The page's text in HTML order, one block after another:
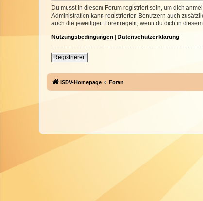
Du musst in diesem Forum registriert sein, um dich
Administration kann registrierten Benutzern auch
auch die jeweiligen Forenregeln, wenn du dich in diesem
Nutzungsbedingungen | Datenschutzerklärung
Registrieren
ISDV-Homepage Foren